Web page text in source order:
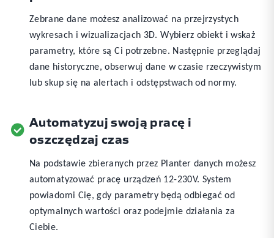
Zebrane dane możesz analizować na przejrzystych
wykresach i wizualizacjach 3D. Wybierz obiekt i wskaż
parametry, które są Ci potrzebne. Następnie przeglądaj
dane historyczne, obserwuj dane w czasie rzeczywistym
lub skup się na alertach i odstępstwach od normy.
Automatyzuj swoją pracę i
oszczędzaj czas
Na podstawie zbieranych przez Planter danych możesz
automatyzować pracę urządzeń 12-230V. System
powiadomi Cię, gdy parametry będą odbiegać od
optymalnych wartości oraz podejmie działania za
Ciebie.